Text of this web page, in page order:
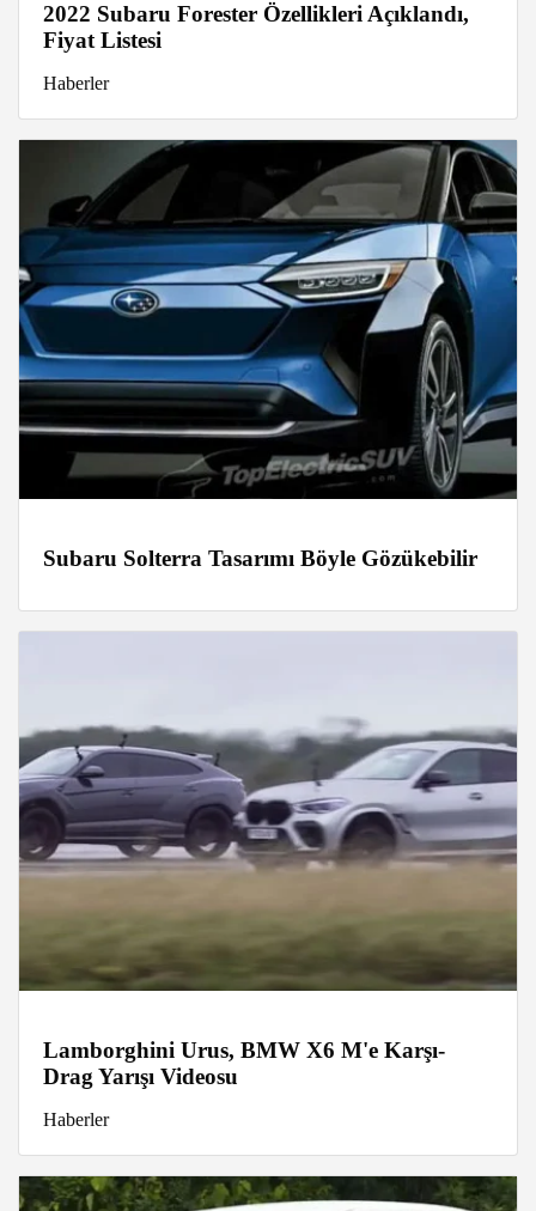
2022 Subaru Forester Özellikleri Açıklandı,
Fiyat Listesi
Haberler
Subaru Solterra Tasarımı Böyle Gözükebilir
Lamborghini Urus, BMW X6 M'e Karşı-
Drag Yarışı Videosu
Haberler